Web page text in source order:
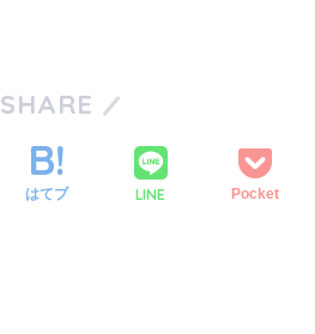
SHARE
はてブ LINE Pocket